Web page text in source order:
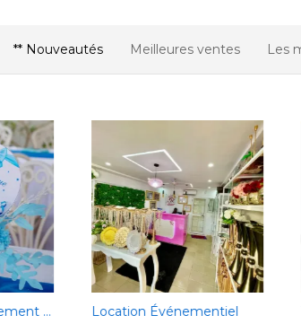
** Nouveautés Meilleures ventes Les
Décoration d’événement de particulier Location Événementiel